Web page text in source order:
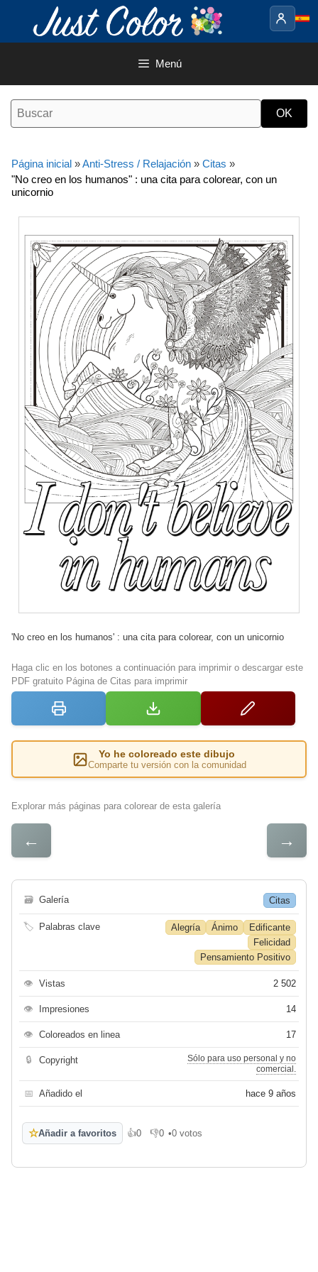
contenido
Menú
Página inicial »Anti-Stress / Relajación » Citas »
"No creo en los humanos" : una cita para colorear, con un
unicornio
'No creo en los humanos' : una cita para colorear, con un unicornio
Haga clic en los botones a continuación para imprimir o descargar este
PDF gratuito Página de Citas para imprimir
Yo he coloreado este dibujo
Comparte tu versión con la comunidad
Explorar más páginas para colorear de esta galería
← →
🗃 Galería Citas
🏷 Palabras clave Alegría Ánimo
Edificante
Felicidad
Pensamiento Positivo
👁 Vistas 2 502
👁 Impresiones 14
👁 Coloreados en linea 17
🔒 Copyright
Sólo para uso personal y no
comercial.
📅 Añadido el hace 9 años
☆Añadir a favoritos 👍0
Me gusta
👎0
No me gusta
•0 votos